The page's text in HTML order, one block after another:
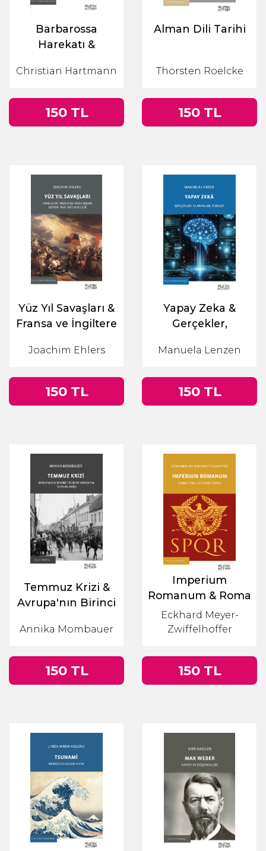
Barbarossa
Harekatı &
Cephesi 1941-1945
Christian Hartmann
150 TL
Alman Dili Tarihi
Thorsten Roelcke
150 TL
Yüz Yıl Savaşları &
Fransa ve İngiltere
Taht Mücadelesi
Joachim Ehlers
150 TL
Yapay Zeka &
Gerçekler,
Manuela Lenzen
150 TL
Temmuz Krizi &
Avrupa'nın Birinci
Sürüklenişi
Annika Mombauer
150 TL
Imperium
Romanum & Roma
Eyaletlerinin Tarihi
Eckhard Meyer-
Zwiffelhoffer
150 TL